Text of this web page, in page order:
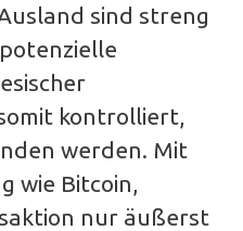
sind streng
kontrolliert,
werden. Mit
wie Bitcoin,
nur äußerst